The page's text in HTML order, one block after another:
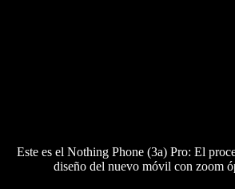
Este es el Nothing Phone (3a) Pro: El
diseño del nuevo móvil con zoom